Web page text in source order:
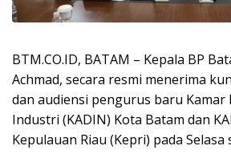
BTM.CO.ID, BATAM – Kepala BP
Achmad, secara resmi menerima
dan audiensi pengurus baru Kamar
Industri (KADIN) Kota Batam dan
Kepulauan Riau (Kepri) pada Selasa